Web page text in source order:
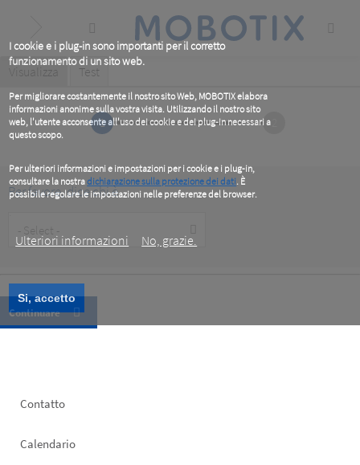
I cookie e i plug-in sono importanti per il corretto
funzionamento di un sito web.
Per migliorare costantemente il nostro sito Web, MOBOTIX elabora
informazioni anonime sulla vostra visita. Utilizzando il nostro sito
web, l'utente acconsente all'uso dei cookie e dei plug-in necessari a
questo scopo.
Per ulteriori informazioni e impostazioni per i cookie e i plug-in,
consultare la nostradichiarazione sulla protezione dei dati. È
possibile regolare le impostazioni nelle preferenze del browser.
Ulteriori informazioni
No, grazie.
Si, accetto
content
Primary
tabs
Visualizza (active
Test
1
Per favore, dice chi è
Type
Footer
Contatto
Calendario